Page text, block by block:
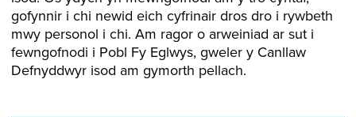
gofynnir i chi newid eich cyfrinair dros dro i rywbeth
mwy personol i chi. Am ragor o arweiniad ar sut i
fewngofnodi i Pobl Fy Eglwys, gweler y Canllaw
Defnyddwyr isod am gymorth pellach.